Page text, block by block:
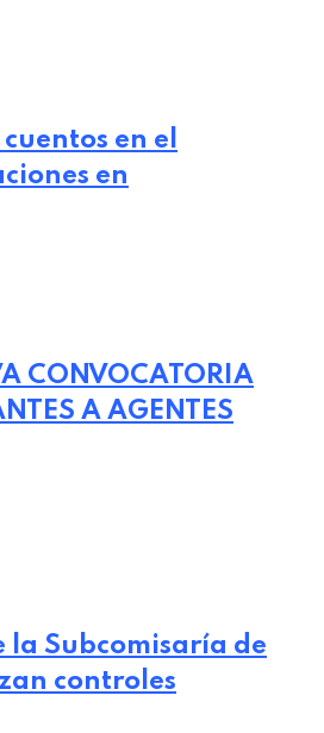
en el
en
CONVOCATORIA
A AGENTES
la Subcomisaría de
controles